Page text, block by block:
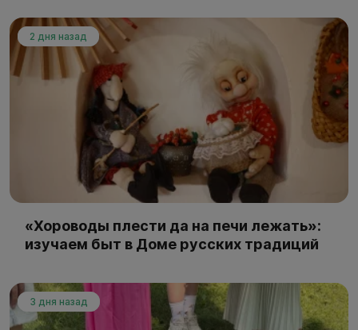
2 дня назад
«Хороводы плести да на печи лежать»:
изучаем быт в Доме русских традиций
3 дня назад